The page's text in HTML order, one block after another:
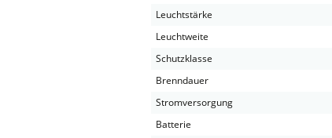
Leuchtstärke
Leuchtweite
Schutzklasse
Brenndauer
Stromversorgung
Batterie